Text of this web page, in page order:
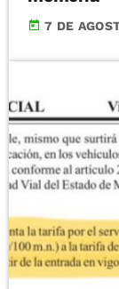
today 7 DE